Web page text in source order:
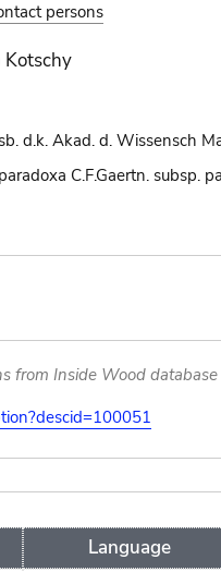
persons
Kotschy
d.k. Akad. d. Wissensch
C.F.Gaertn. subsp.
from Inside Wood database
Language